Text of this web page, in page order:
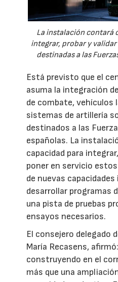
La instalación contará
integrar, probar y
destinadas a las
Está previsto que el
asuma la integración
de combate, vehículos
sistemas de artillería
destinados a las
españolas. La
capacidad para
poner en servicio
de nuevas
desarrollar programas
una pista de pruebas
ensayos necesarios.
El consejero delegado
María Recasens,
construyendo en el
más que una